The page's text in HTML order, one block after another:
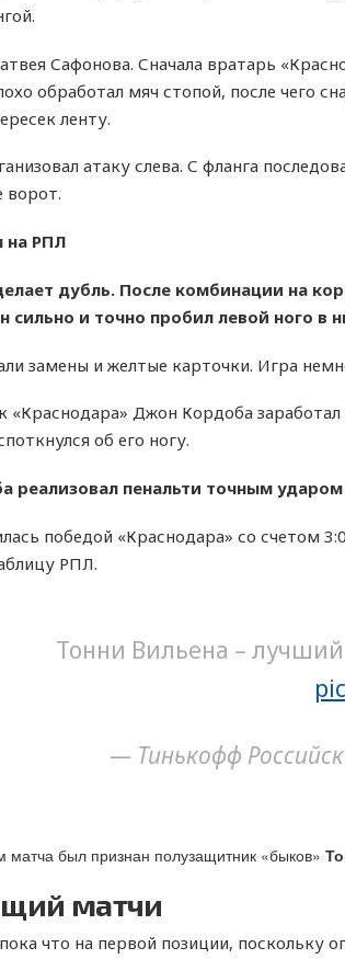
Сафонова. Сначала вратарь
обработал мяч стопой, после чего
ленту.
атаку слева. С фланга
ворот.
на РПЛ
дубль. После комбинации на
сильно и точно пробил левой ного в
замены и желтые карточки. Игра
«Краснодара» Джон Кордоба
об его ногу.
реализовал пенальти точным
победой «Краснодара» со счетом
РПЛ.
Тонни Вильена –
— Тинькофф
матча был признан полузащитник «быков»
матчи
что на первой позиции, поскольку